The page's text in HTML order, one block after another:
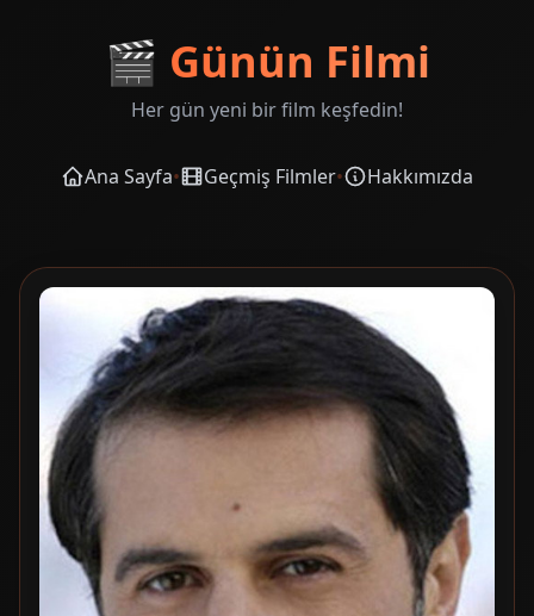
🎬 Günün Filmi
Her gün yeni bir film keşfedin!
Ana Sayfa• Geçmiş Filmler• Hakkımızda